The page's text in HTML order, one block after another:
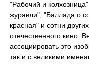
"Рабочий и
журавли", "Баллада о
красная" и сотни
отечественного кино.
ассоциировать это
так и с великими